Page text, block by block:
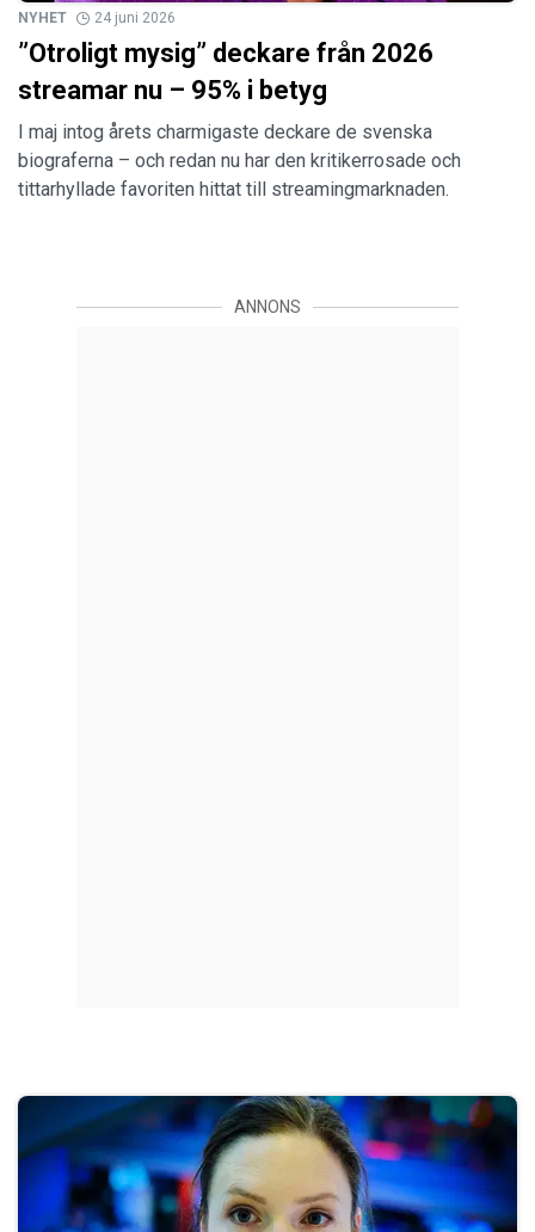
NYHET 24 juni 2026
”Otroligt mysig” deckare från 2026
streamar nu – 95% i betyg
I maj intog årets charmigaste deckare de svenska
biograferna – och redan nu har den kritikerrosade och
tittarhyllade favoriten hittat till streamingmarknaden.
ANNONS